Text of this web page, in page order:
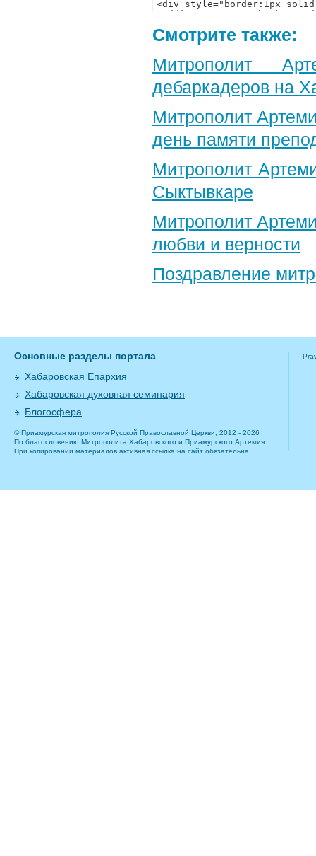
Смотрите также:
Митрополит
дебаркадеров на
Митрополит
день памяти
Митрополит
Сыктывкаре
Митрополит
любви и верности
Поздравление​
Основные разделы портала
Хабаровская Епархия
Хабаровская духовная семинария
Блогосфера
© Приамурская митрополия Русской Православной Церкви, 2012 - 2026
По благословению Митрополита Хабаровского и Приамурского Артемия.
При копировании материалов активная ссылка на сайт обязательна.